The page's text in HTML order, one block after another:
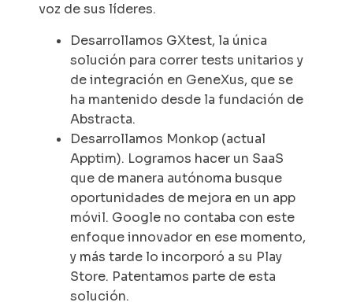
voz de sus líderes.
Desarrollamos GXtest, la única
solución para correr tests unitarios y
de integración en GeneXus, que se
ha mantenido desde la fundación de
Abstracta.
Desarrollamos Monkop (actual
Apptim). Logramos hacer un SaaS
que de manera autónoma busque
oportunidades de mejora en un app
móvil. Google no contaba con este
enfoque innovador en ese momento,
y más tarde lo incorporó a su Play
Store. Patentamos parte de esta
solución.